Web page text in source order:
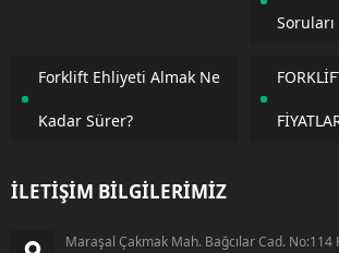
Soruları
Forklift Ehliyeti Almak Ne
Kadar Sürer?
İLETİŞİM BİLGİLERİMİZ
Maraşal Çakmak Mah. Bağcılar Cad. No:114